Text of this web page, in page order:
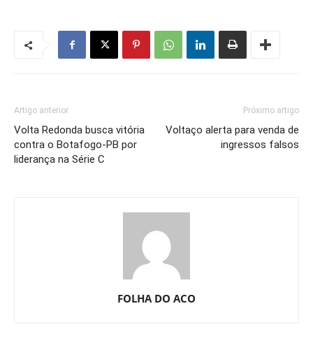
Artigo anterior
Volta Redonda busca vitória
contra o Botafogo-PB por
liderança na Série C
Próximo artigo
Voltaço alerta para venda de
ingressos falsos
FOLHA DO ACO